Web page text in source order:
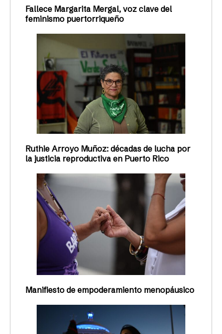
Fallece Margarita Mergal, voz clave del
feminismo puertorriqueño
Ruthie Arroyo Muñoz: décadas de lucha por
la justicia reproductiva en Puerto Rico
Manifiesto de empoderamiento menopáusico